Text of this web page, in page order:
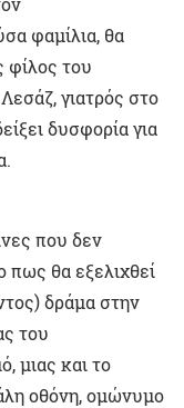
φαμίλια, θα
φίλος του
γιατρός στο
δυσφορία για
που δεν
πως θα εξελιχθεί
δράμα στην
του
μιας και το
οθόνη, ομώνυμο